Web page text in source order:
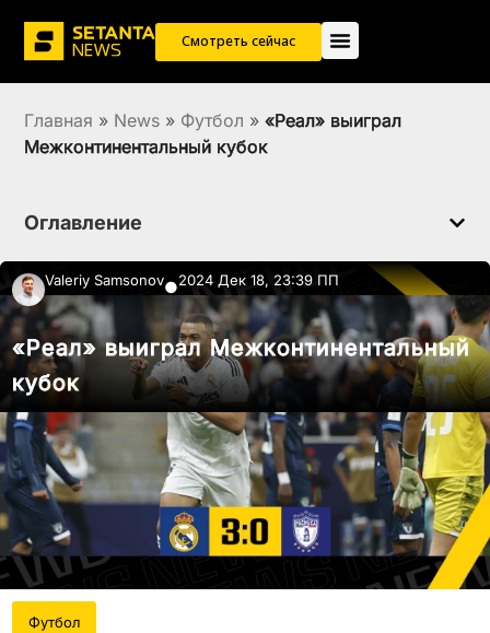
Смотреть сейчас
Главная » News » Футбол » «Реал» выиграл
Межконтинентальный кубок
Оглавление
Valeriy Samsonov●2024 Дек 18, 23:39 ПП
«Реал» выиграл Межконтинентальный
кубок
Футбол